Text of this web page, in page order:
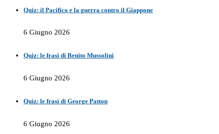
Quiz: il Pacifico e la guerra contro il Giappone
6 Giugno 2026
Quiz: le frasi di Benito Mussolini
6 Giugno 2026
Quiz: le frasi di George Patton
6 Giugno 2026